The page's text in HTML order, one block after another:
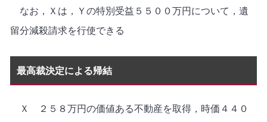
なお，Ｘは，Ｙの特別受益５５００万円について，遺
留分減殺請求を行使できる
最高裁決定による帰結
Ｘ ２５８万円の価値ある不動産を取得，時価４４０